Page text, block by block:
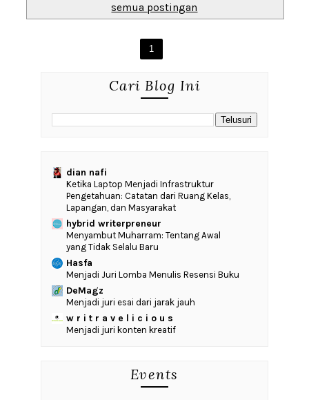
semua postingan
1
Cari Blog Ini
dian nafi
Ketika Laptop Menjadi Infrastruktur
Pengetahuan: Catatan dari Ruang Kelas,
Lapangan, dan Masyarakat
hybrid writerpreneur
Menyambut Muharram: Tentang Awal
yang Tidak Selalu Baru
Hasfa
Menjadi Juri Lomba Menulis Resensi Buku
DeMagz
Menjadi juri esai dari jarak jauh
w r i t r a v e l i c i o u s
Menjadi juri konten kreatif
Events